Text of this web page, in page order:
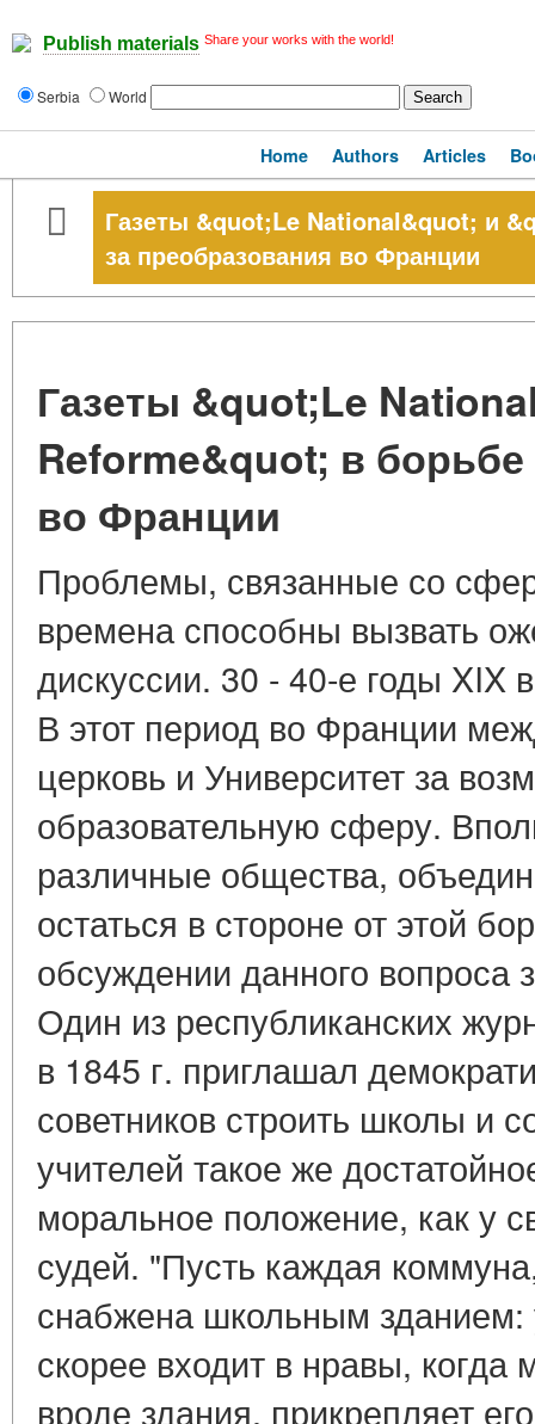
Publish materials Share your works with the world!
Serbia World
Home Authors Articles
Газеты &quot;Le National&quot; и
за преобразования во Франции
Газеты &quot;Le
Reforme&quot; в
во Франции
Проблемы, связанные со
времена способны вызвать
дискуссии. 30 - 40-е годы XIX
В этот период во Франции
церковь и Университет за
образовательную сферу.
различные общества,
остаться в стороне от этой
обсуждении данного вопроса
Один из республиканских
в 1845 г. приглашал
советников строить школы и
учителей такое же
моральное положение, как у
судей. "Пусть каждая
снабжена школьным зданием:
скорее входит в нравы,
вроде здания, прикрепляет